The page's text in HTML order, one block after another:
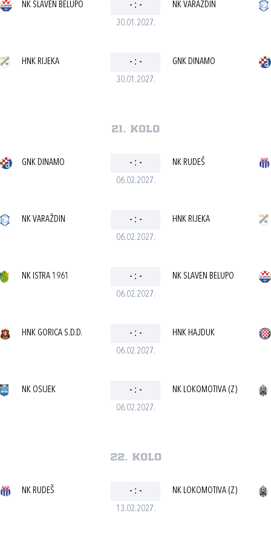
30.01.2027.
NK SLAVEN BELUPO - : - NK VARAŽDIN
30.01.2027.
HNK RIJEKA - : - GNK DINAMO
21. kolo
06.02.2027.
GNK DINAMO - : - NK RUDEŠ
06.02.2027.
NK VARAŽDIN - : - HNK RIJEKA
06.02.2027.
NK ISTRA 1961 - : - NK SLAVEN BELUPO
06.02.2027.
HNK GORICA S.D.D. - : - HNK HAJDUK
06.02.2027.
NK OSIJEK - : - NK LOKOMOTIVA (Z)
22. kolo
13.02.2027.
NK RUDEŠ - : - NK LOKOMOTIVA (Z)